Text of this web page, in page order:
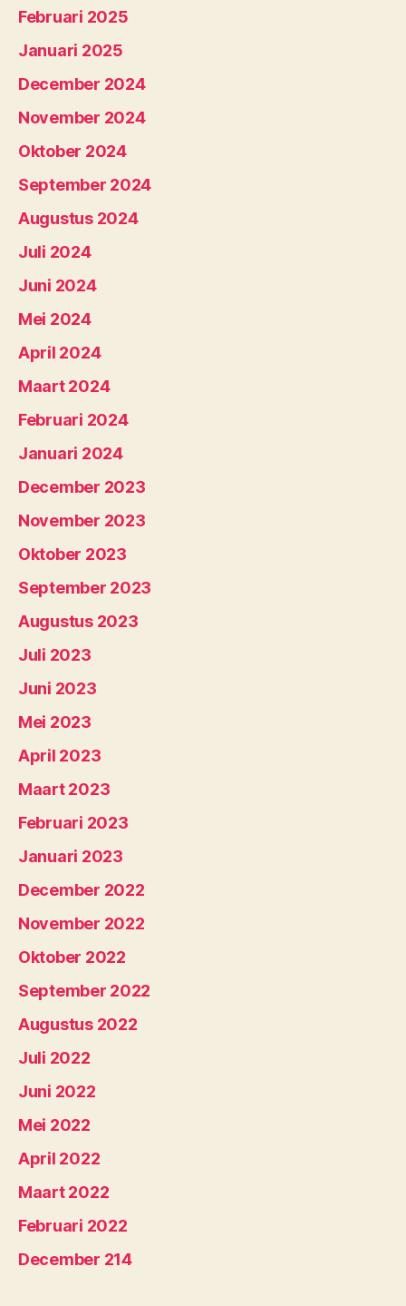
Februari 2025
Januari 2025
December 2024
November 2024
Oktober 2024
September 2024
Augustus 2024
Juli 2024
Juni 2024
Mei 2024
April 2024
Maart 2024
Februari 2024
Januari 2024
December 2023
November 2023
Oktober 2023
September 2023
Augustus 2023
Juli 2023
Juni 2023
Mei 2023
April 2023
Maart 2023
Februari 2023
Januari 2023
December 2022
November 2022
Oktober 2022
September 2022
Augustus 2022
Juli 2022
Juni 2022
Mei 2022
April 2022
Maart 2022
Februari 2022
December 214